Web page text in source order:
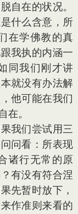
自在的状况。
什么含意，所
在学佛教的真
我执的内涵一
同我们刚才讲
就没有办法解
他可能在我们
在。
我们尝试用三
问看：所表现
诸行无常的原
有没有符合涅
先暂时放下，
作准则来看的